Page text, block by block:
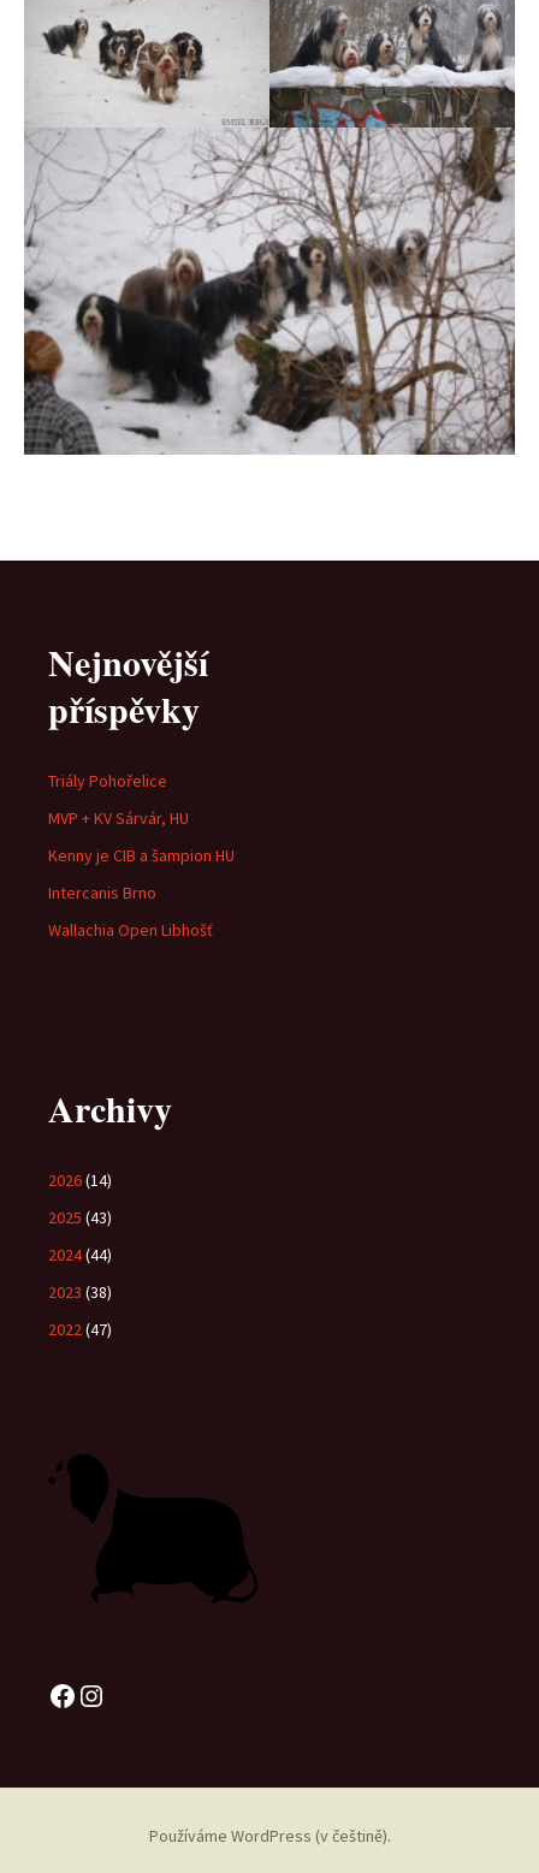
Nejnovější
příspěvky
Triály Pohořelice
MVP + KV Sárvár, HU
Kenny je CIB a šampion HU
Intercanis Brno
Wallachia Open Libhošť
Archivy
2026(14)
2025 (43)
2024(44)
2023 (38)
2022(47)
Facebook
Instagram
Používáme WordPress (v češtině).